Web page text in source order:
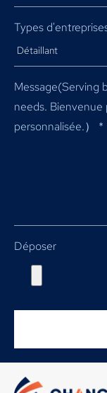
Types
Message(Serving
needs.
personnalisée.）
*
Déposer